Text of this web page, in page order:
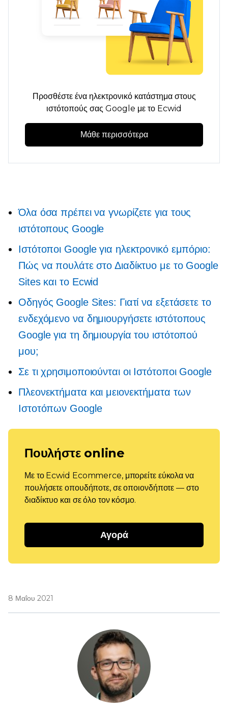
Προσθέστε ένα ηλεκτρονικό κατάστημα στους
ιστότοπούς σας Google με το Ecwid
Μάθε περισσότερα
Όλα όσα πρέπει να γνωρίζετε για τους
ιστότοπους Google
Ιστότοποι Google για ηλεκτρονικό εμπόριο:
Πώς να πουλάτε στο Διαδίκτυο με το Google
Sites και το Ecwid
Οδηγός Google Sites: Γιατί να εξετάσετε το
ενδεχόμενο να δημιουργήσετε ιστότοπους
Google για τη δημιουργία του ιστότοπού
μου;
Σε τι χρησιμοποιούνται οι Ιστότοποι Google
Πλεονεκτήματα και μειονεκτήματα των
Ιστοτόπων Google
Πουλήστε online
Με το Ecwid Ecommerce, μπορείτε εύκολα να
πουλήσετε οπουδήποτε, σε οποιονδήποτε — στο
διαδίκτυο και σε όλο τον κόσμο.
Αγορά
8 Μαΐου 2021